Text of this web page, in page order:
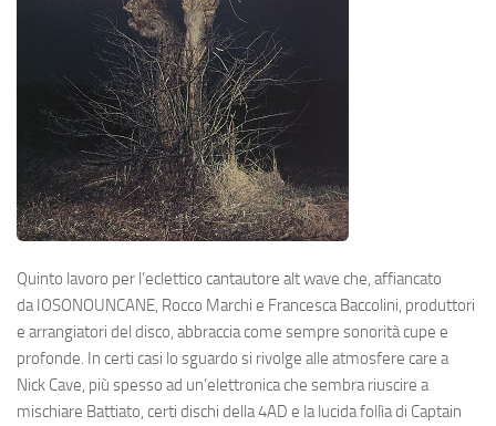
Quinto lavoro per l’eclettico cantautore alt wave che, affiancato
da IOSONOUNCANE, Rocco Marchi e Francesca Baccolini, produttori
e arrangiatori del disco, abbraccia come sempre sonorità cupe e
profonde. In certi casi lo sguardo si rivolge alle atmosfere care a
Nick Cave, più spesso ad un’elettronica che sembra riuscire a
mischiare Battiato, certi dischi della 4AD e la lucida follìa di Captain